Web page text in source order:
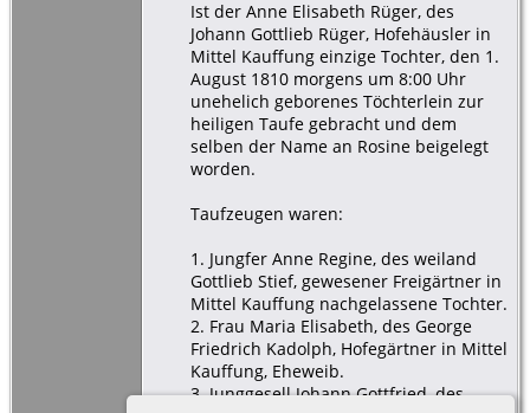
Ist der Anne Elisabeth Rüger, des
Johann Gottlieb Rüger, Hofehäusler in
Mittel Kauffung einzige Tochter, den 1.
August 1810 morgens um 8:00 Uhr
unehelich geborenes Töchterlein zur
heiligen Taufe gebracht und dem
selben der Name an Rosine beigelegt
worden.
Taufzeugen waren:
1. Jungfer Anne Regine, des weiland
Gottlieb Stief, gewesener Freigärtner in
Mittel Kauffung nachgelassene Tochter.
2. Frau Maria Elisabeth, des George
Friedrich Kadolph, Hofegärtner in Mittel
Kauffung, Eheweib.
3. Junggesell Johann Gottfried, des